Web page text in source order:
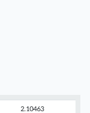
2.10463